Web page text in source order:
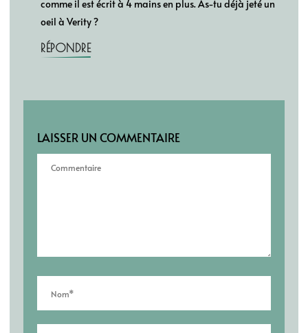
comme il est écrit à 4 mains en plus. As-tu déjà jeté un
oeil à Verity ?
RÉPONDRE
LAISSER UN COMMENTAIRE